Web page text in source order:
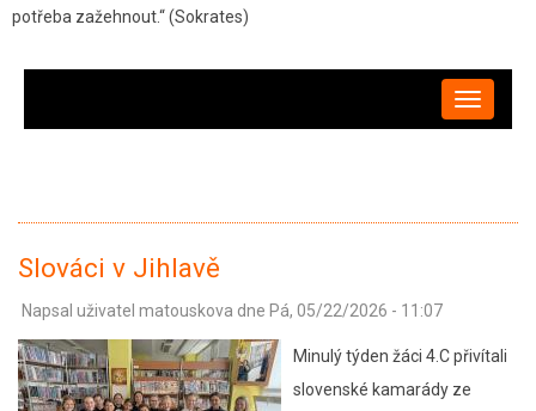
potřeba zažehnout.“ (Sokrates)
Slováci v Jihlavě
Napsal uživatel matouskova dne Pá, 05/22/2026 - 11:07
Minulý týden žáci 4.C přivítali
slovenské kamarády ze